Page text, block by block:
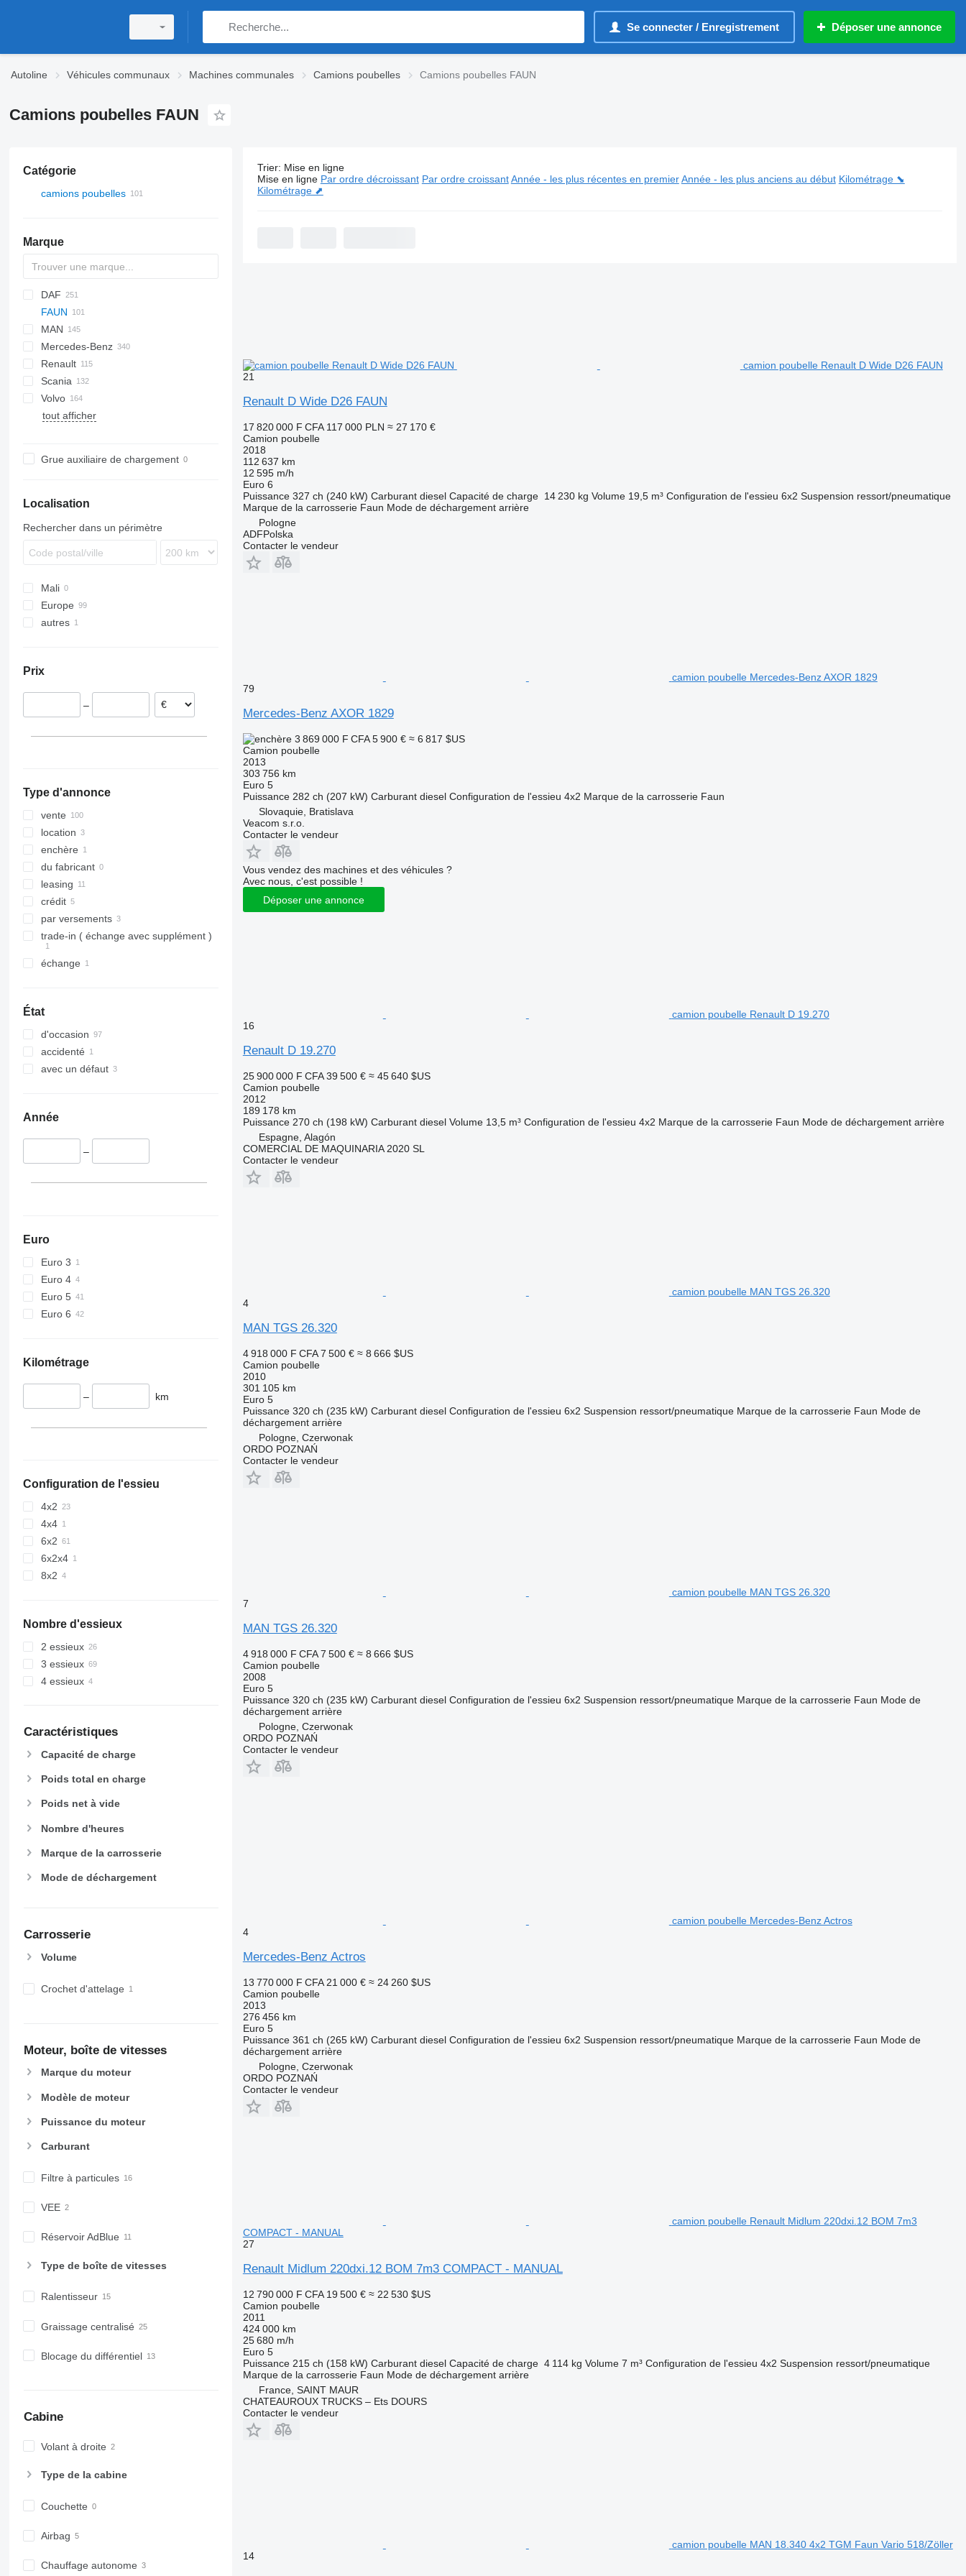
Se connecter / Enregistrement Déposer une annonce
Autoline Véhicules communaux Machines communales Camions poubelles Camions poubelles FAUN
Camions poubelles FAUN
Catégorie
camions poubelles
Marque
DAF
AS
CF
LF
XB
XD
Eagle
Elite
FAUN
BJ
C series
G-series
Daily
EuroCargo
Eurotech
Magirus
S-Way
Stralis
7400
WorkStar
ELF
Forward
M-Series
NPR
NQR
N-Series
MAN
LE
NL series
TGA
TGL
TGM
Mercedes-Benz
Actros
Antos
Arocs
Atego
Vario
Canter
Canter
M-series
Cabstar
NT
320
Boxer
Expert
Porter
Renault
C-series
D-series
D Wide
Scania
G-series
L-series
L3000
17S
Dyna
Constellation
Transporter
Volvo
FE
Terberg
tout afficher
Grue auxiliaire de chargement
Localisation
Rechercher dans un périmètre
Mali
Europe
Allemagne
Roumanie
Royaume-Uni
autres
Prix
–
Type d'annonce
vente
location
enchère
du fabricant
leasing
crédit
par versements
trade-in ( échange avec supplément )
échange
État
d'occasion
accidenté
avec un défaut
Année
–
Euro
Euro 3
Euro 4
Euro 5
Euro 6
Kilométrage
– km
Configuration de l'essieu
4x2
4x4
6x2
6x2x4
8x2
Nombre d'essieux
2 essieux
3 essieux
4 essieux
Caractéristiques
Capacité de charge
Poids total en charge
Poids net à vide
Nombre d'heures
Marque de la carrosserie
Mode de déchargement
Carrosserie
Volume
Crochet d'attelage
Moteur, boîte de vitesses
Marque du moteur
Modèle de moteur
Puissance du moteur
Carburant
Filtre à particules
VEE
Réservoir AdBlue
Type de boîte de vitesses
Ralentisseur
Graissage centralisé
Blocage du différentiel
Cabine
Volant à droite
Type de la cabine
Couchette
Airbag
Chauffage autonome
101 annonces:Camions poubelles FAUN
Trier: Mise en ligne
Mise en ligne Par ordre décroissant Par ordre croissant Année - les plus récentes en premier Année - les plus anciens au début Kilométrage ⬊
Kilométrage ⬈
camion poubelle Renault D Wide D26 FAUN
21
Renault D Wide D26 FAUN
17 820 000 F CFA 117 000 PLN ≈ 27 170 €
Camion poubelle
2018
112 637 km
12 595 m/h
Euro 6
Puissance 327 ch (240 kW) Carburant diesel Capacité de charge 14 230 kg Volume 19,5 m³ Configuration de l'essieu 6x2 Suspension ressort/pneumatique
Marque de la carrosserie Faun Mode de déchargement arrière
Pologne
ADFPolska
Contacter le vendeur
camion poubelle Mercedes-Benz AXOR 1829
79
Mercedes-Benz AXOR 1829
3 869 000 F CFA5 900 € ≈ 6 817 $US
Camion poubelle
2013
303 756 km
Euro 5
Puissance 282 ch (207 kW) Carburant diesel Configuration de l'essieu 4x2 Marque de la carrosserie Faun
Slovaquie, Bratislava
Veacom s.r.o.
Contacter le vendeur
Vous vendez des machines et des véhicules ?
Avec nous, c'est possible !
Déposer une annonce
camion poubelle Renault D 19.270
16
Renault D 19.270
25 900 000 F CFA 39 500 € ≈ 45 640 $US
Camion poubelle
2012
189 178 km
Puissance 270 ch (198 kW) Carburant diesel Volume 13,5 m³ Configuration de l'essieu 4x2 Marque de la carrosserie Faun Mode de déchargement arrière
Espagne, Alagón
COMERCIAL DE MAQUINARIA 2020 SL
Contacter le vendeur
camion poubelle MAN TGS 26.320
4
MAN TGS 26.320
4 918 000 F CFA 7 500 € ≈ 8 666 $US
Camion poubelle
2010
301 105 km
Euro 5
Puissance 320 ch (235 kW) Carburant diesel Configuration de l'essieu 6x2 Suspension ressort/pneumatique Marque de la carrosserie Faun Mode de
déchargement arrière
Pologne, Czerwonak
ORDO POZNAŃ
Contacter le vendeur
camion poubelle MAN TGS 26.320
7
MAN TGS 26.320
4 918 000 F CFA 7 500 € ≈ 8 666 $US
Camion poubelle
2008
Euro 5
Puissance 320 ch (235 kW) Carburant diesel Configuration de l'essieu 6x2 Suspension ressort/pneumatique Marque de la carrosserie Faun Mode de
déchargement arrière
Pologne, Czerwonak
ORDO POZNAŃ
Contacter le vendeur
camion poubelle Mercedes-Benz Actros
4
Mercedes-Benz Actros
13 770 000 F CFA 21 000 € ≈ 24 260 $US
Camion poubelle
2013
276 456 km
Euro 5
Puissance 361 ch (265 kW) Carburant diesel Configuration de l'essieu 6x2 Suspension ressort/pneumatique Marque de la carrosserie Faun Mode de
déchargement arrière
Pologne, Czerwonak
ORDO POZNAŃ
Contacter le vendeur
camion poubelle Renault Midlum 220dxi.12 BOM 7m3
COMPACT - MANUAL
27
Renault Midlum 220dxi.12 BOM 7m3 COMPACT - MANUAL
12 790 000 F CFA 19 500 € ≈ 22 530 $US
Camion poubelle
2011
424 000 km
25 680 m/h
Euro 5
Puissance 215 ch (158 kW) Carburant diesel Capacité de charge 4 114 kg Volume 7 m³ Configuration de l'essieu 4x2 Suspension ressort/pneumatique
Marque de la carrosserie Faun Mode de déchargement arrière
France, SAINT MAUR
CHATEAUROUX TRUCKS – Ets DOURS
Contacter le vendeur
camion poubelle MAN 18.340 4x2 TGM Faun Vario 518/Zöller
14